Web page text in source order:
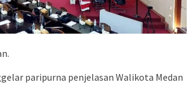
paripurna penjelasan Walikota Medan